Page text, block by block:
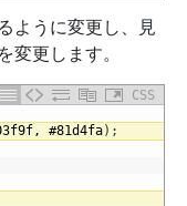
ように変更し、見
変更します。
CSS
#81d4fa) ;